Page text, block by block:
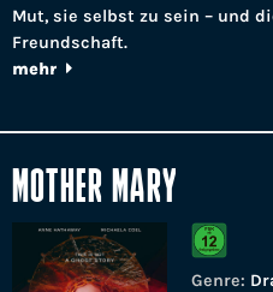
Mut, sie selbst zu sein – und
Freundschaft.
mehr
MOTHER MARY
Genre: